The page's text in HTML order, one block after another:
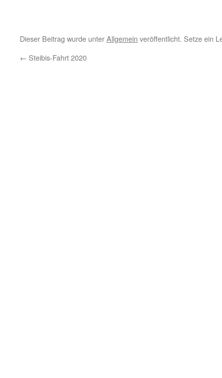
Dieser Beitrag wurde unterAllgemein veröffentlicht. Setze ein
← Steibis-Fahrt 2020